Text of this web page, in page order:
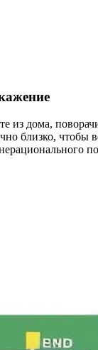
из дома,
близко, чтобы